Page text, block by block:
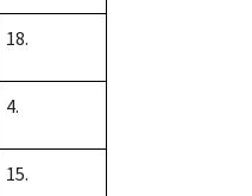
18.
4.
15.